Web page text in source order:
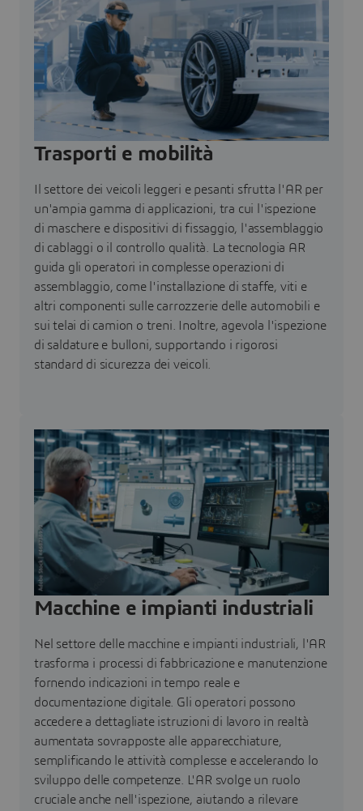
Trasporti e mobilità
Il settore dei veicoli leggeri e pesanti sfrutta l'AR per
un'ampia gamma di applicazioni, tra cui l'ispezione
di maschere e dispositivi di fissaggio, l'assemblaggio
di cablaggi o il controllo qualità. La tecnologia AR
guida gli operatori in complesse operazioni di
assemblaggio, come l'installazione di staffe, viti e
altri componenti sulle carrozzerie delle automobili e
sui telai di camion o treni. Inoltre, agevola l'ispezione
di saldature e bulloni, supportando i rigorosi
standard di sicurezza dei veicoli.
Macchine e impianti industriali
Nel settore delle macchine e impianti industriali, l'AR
trasforma i processi di fabbricazione e manutenzione
fornendo indicazioni in tempo reale e
documentazione digitale. Gli operatori possono
accedere a dettagliate istruzioni di lavoro in realtà
aumentata sovrapposte alle apparecchiature,
semplificando le attività complesse e accelerando lo
sviluppo delle competenze. L'AR svolge un ruolo
cruciale anche nell'ispezione, aiutando a rilevare